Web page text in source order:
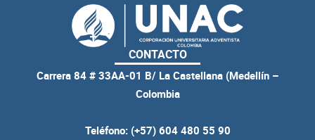
CONTACTO
Carrera 84 # 33AA-01 B/ La Castellana (Medellín –
Colombia
Teléfono: (+57) 604 480 55 90